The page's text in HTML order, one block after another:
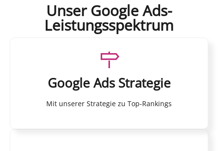
Unser Google Ads-
Leistungsspektrum
Google Ads Strategie
Mit unserer Strategie zu Top-Rankings